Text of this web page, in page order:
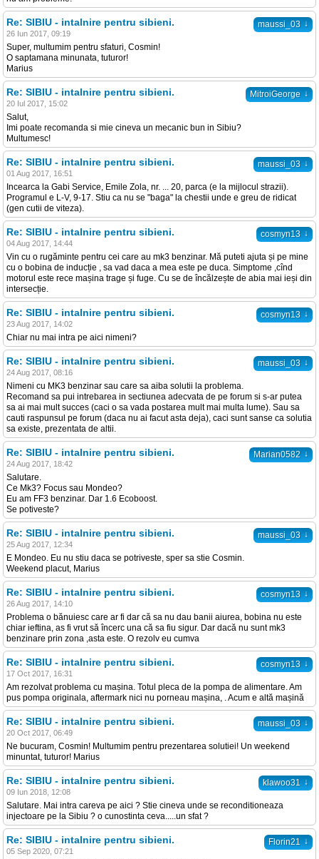
maussi_03 ↓
Re: SIBIU - intalnire pentru sibieni.
26 Iun 2017, 09:19
Super, multumim pentru sfaturi, Cosmin!
O saptamana minunata, tuturor!
Marius
MitroiGeorge ↓
Re: SIBIU - intalnire pentru sibieni.
20 Iul 2017, 15:02
Salut,
Imi poate recomanda si mie cineva un mecanic bun in Sibiu?
Multumesc!
maussi_03 ↓
Re: SIBIU - intalnire pentru sibieni.
01 Aug 2017, 16:51
Incearca la Gabi Service, Emile Zola, nr. ... 20, parca (e la mijlocul strazii).
Programul e L-V, 9-17. Stiu ca nu se "baga" la chestii unde e greu de ridicat
(gen cutii de viteza).
cosmyn13 ↓
Re: SIBIU - intalnire pentru sibieni.
04 Aug 2017, 14:44
Vin cu o rugăminte pentru cei care au mk3 benzinar. Mă puteti ajuta și pe mine
cu o bobina de inducție , sa vad daca a mea este pe duca. Simptome ,cînd
motorul este rece mașina trage și fuge. Cu se de încălzește de abia mai ieși din
intersecție.
cosmyn13 ↓
Re: SIBIU - intalnire pentru sibieni.
23 Aug 2017, 14:02
Chiar nu mai intra pe aici nimeni?
maussi_03 ↓
Re: SIBIU - intalnire pentru sibieni.
24 Aug 2017, 08:16
Nimeni cu MK3 benzinar sau care sa aiba solutii la problema.
Recomand sa pui intrebarea in sectiunea adecvata de pe forum si s-ar putea
sa ai mai mult succes (caci o sa vada postarea mult mai multa lume). Sau sa
cauti raspunsul pe forum (daca nu ai facut asta deja), caci sunt sanse ca solutia
sa existe, prezentata de altii.
Marian0582 ↓
Re: SIBIU - intalnire pentru sibieni.
24 Aug 2017, 18:42
Salutare.
Ce Mk3? Focus sau Mondeo?
Eu am FF3 benzinar. Dar 1.6 Ecoboost.
Se potiveste?
maussi_03 ↓
Re: SIBIU - intalnire pentru sibieni.
25 Aug 2017, 12:34
E Mondeo. Eu nu stiu daca se potriveste, sper sa stie Cosmin.
Weekend placut, Marius
cosmyn13 ↓
Re: SIBIU - intalnire pentru sibieni.
26 Aug 2017, 14:10
Problema o bănuiesc care ar fi dar că sa nu dau banii aiurea, bobina nu este
chiar ieftina, as fi vrut să încerc una că sa fiu sigur. Dar dacă nu sunt mk3
benzinare prin zona ,asta este. O rezolv eu cumva
cosmyn13 ↓
Re: SIBIU - intalnire pentru sibieni.
17 Oct 2017, 16:31
Am rezolvat problema cu mașina. Totul pleca de la pompa de alimentare. Am
pus pompa originala, aftermark nici nu porneau mașina, . Acum e altă mașină
maussi_03 ↓
Re: SIBIU - intalnire pentru sibieni.
20 Oct 2017, 06:49
Ne bucuram, Cosmin! Multumim pentru prezentarea solutiei! Un weekend
minuntat, tuturor! Marius
klawoo31 ↓
Re: SIBIU - intalnire pentru sibieni.
09 Iun 2018, 12:08
Salutare. Mai intra careva pe aici ? Stie cineva unde se reconditioneaza
injectoare pe la Sibiu ? o cunostinta ceva.....un sfat ?
Florin21 ↓
Re: SIBIU - intalnire pentru sibieni.
05 Sep 2020, 07:21